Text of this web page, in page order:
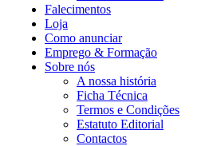
Falecimentos
Loja
Como anunciar
Emprego & Formação
Sobre nós
A nossa história
Ficha Técnica
Termos e Condições
Estatuto Editorial
Contactos